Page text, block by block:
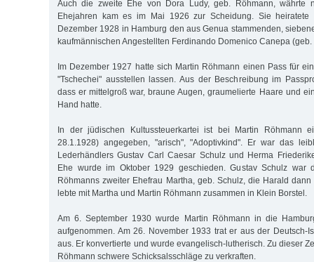
Auch die zweite Ehe von Dora Ludy, geb. Röhmann, währte
Ehejahren kam es im Mai 1926 zur Scheidung. Sie
Dezember 1928 in Hamburg den aus Genua stammenden,
kaufmännischen Angestellten Ferdinando Domenico Canepa (geb.
Im Dezember 1927 hatte sich Martin Röhmann einen Pass für
"Tschechei" ausstellen lassen. Aus der Beschreibung im
dass er mittelgroß war, braune Augen, graumelierte Haare und
Hand hatte.
In der jüdischen Kultussteuerkartei ist bei Martin Röhmann
28.1.1928) angegeben, "arisch", "Adoptivkind". Er war das
Lederhändlers Gustav Carl Caesar Schulz und Herma
Ehe wurde im Oktober 1929 geschieden. Gustav Schulz war
Röhmanns zweiter Ehefrau Martha, geb. Schulz, die Harald
lebte mit Martha und Martin Röhmann zusammen in Klein Borstel.
Am 6. September 1930 wurde Martin Röhmann in die
aufgenommen. Am 26. November 1933 trat er aus der Deutsch-
aus. Er konvertierte und wurde evangelisch-lutherisch. Zu dieser
Röhmann schwere Schicksalsschläge zu verkraften.